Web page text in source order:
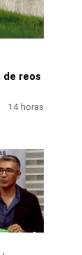
reos
14 horas